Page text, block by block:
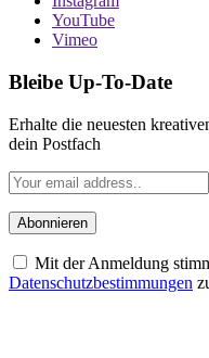
YouTube
Vimeo
Bleibe Up-To-Date
Erhalte die neuesten
dein Postfach
Mit der Anmeldung
Datenschutzbestimmungen